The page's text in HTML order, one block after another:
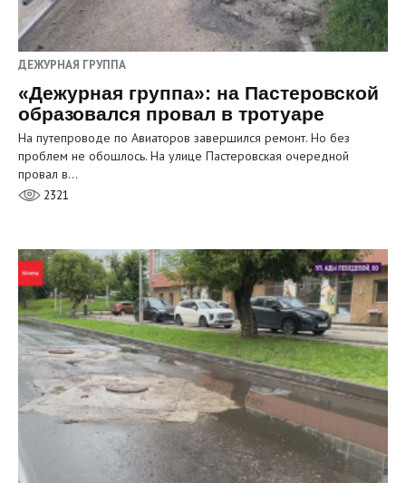
ДЕЖУРНАЯ ГРУППА
«Дежурная группа»: на Пастеровской
образовался провал в тротуаре
На путепроводе по Авиаторов завершился ремонт. Но без
проблем не обошлось. На улице Пастеровская очередной
провал в…
2321